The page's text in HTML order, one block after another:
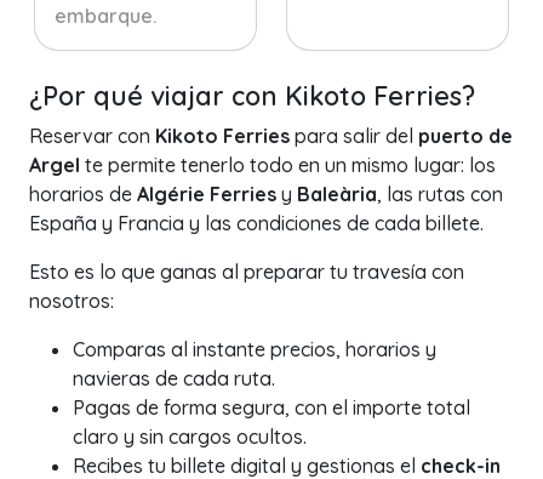
embarque.
¿Por qué viajar con Kikoto Ferries?
Reservar con Kikoto Ferries para salir del puerto de
Argel te permite tenerlo todo en un mismo lugar: los
horarios de Algérie Ferries y Baleària, las rutas con
España y Francia y las condiciones de cada billete.
Esto es lo que ganas al preparar tu travesía con
nosotros:
Comparas al instante precios, horarios y
navieras de cada ruta.
Pagas de forma segura, con el importe total
claro y sin cargos ocultos.
Recibes tu billete digital y gestionas el check-in